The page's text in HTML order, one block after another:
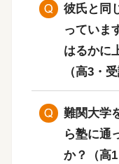
一
た状
込むの
は条件
し、担
彼氏と同
っていま
はるかに
（高3・
難関大学
ら塾に通
か？
（高